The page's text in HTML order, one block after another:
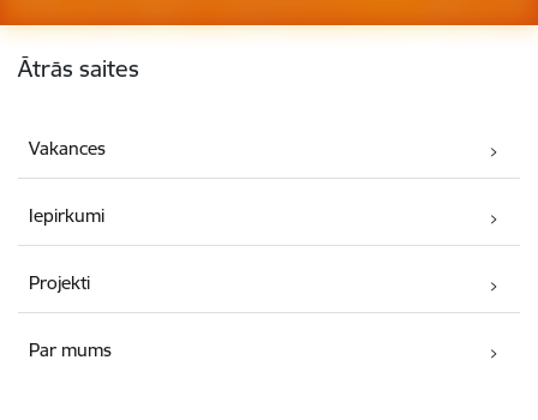
Kājene
Ātrās saites
Vakances
Iepirkumi
Projekti
Par mums